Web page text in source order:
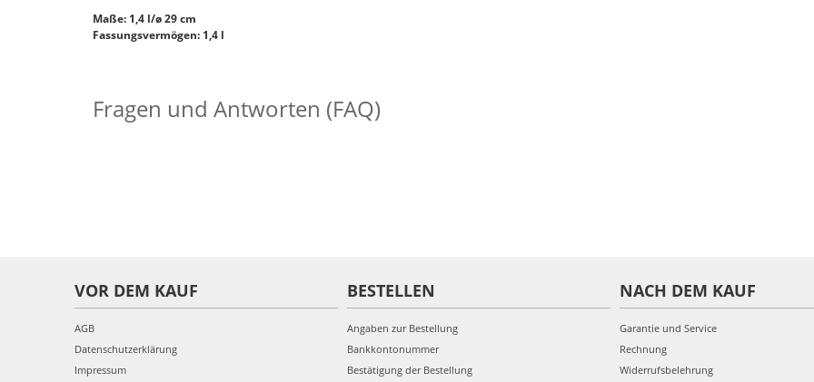
Maße: 1,4 l/ø 29 cm
Fassungsvermögen: 1,4 l
Fragen und Antworten (FAQ)
VOR DEM KAUF
AGB
Datenschutzerklärung
Impressum
BESTELLEN
Angaben zur Bestellung
Bankkontonummer
Bestätigung der Bestellung
NACH DEM KAUF
Garantie und Service
Rechnung
Widerrufsbelehrung